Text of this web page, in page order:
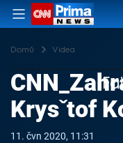
Domů Videa
Krysˇtof
11. čvn 2020, 11:31